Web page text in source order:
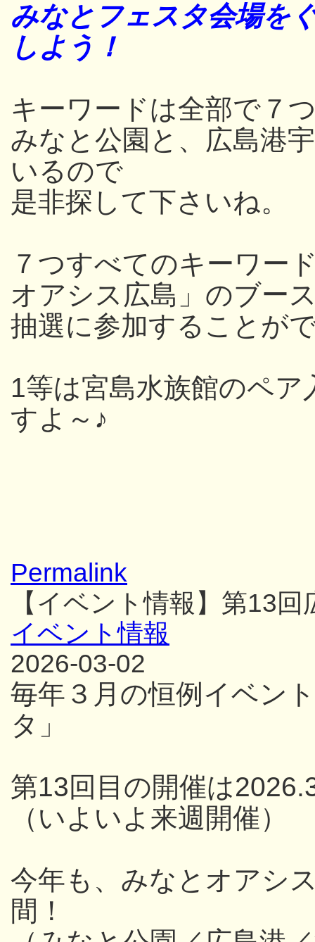
みなとフェスタ会場を
しよう！
キーワードは全部
みなと公園と、広島港
いるので
是非探して下さいね。
７つすべてのキーワー
オアシス広島」のブー
抽選に参加することが
1等は宮島水族館のペ
すよ～♪
Permalink
【イベント情報】第13
イベント情報
2026-03-02
毎年３月の恒例イベン
タ」
第13回目の開催は
（いよいよ来週開催）
今年も、みなとオアシ
間！